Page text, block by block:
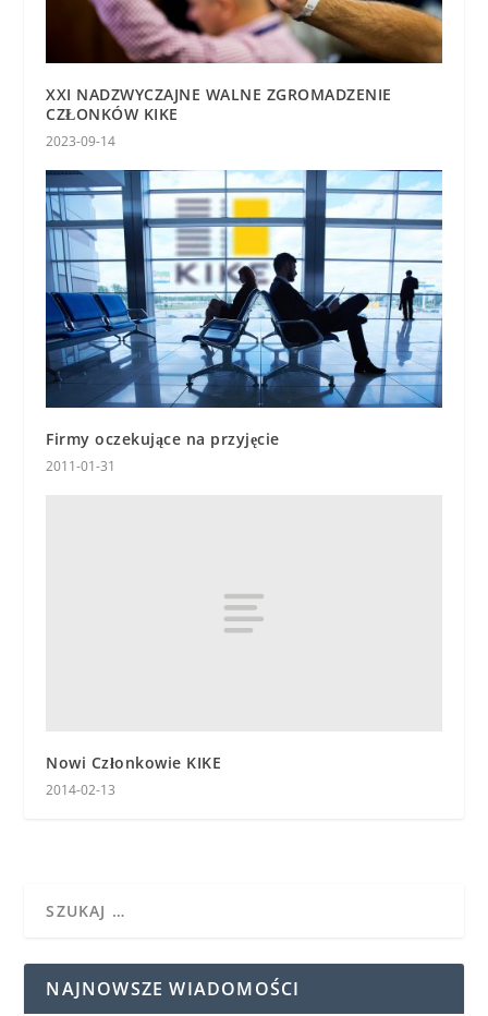
XXI NADZWYCZAJNE WALNE ZGROMADZENIE
CZŁONKÓW KIKE
2023-09-14
Firmy oczekujące na przyjęcie
2011-01-31
Nowi Członkowie KIKE
2014-02-13
NAJNOWSZE WIADOMOŚCI